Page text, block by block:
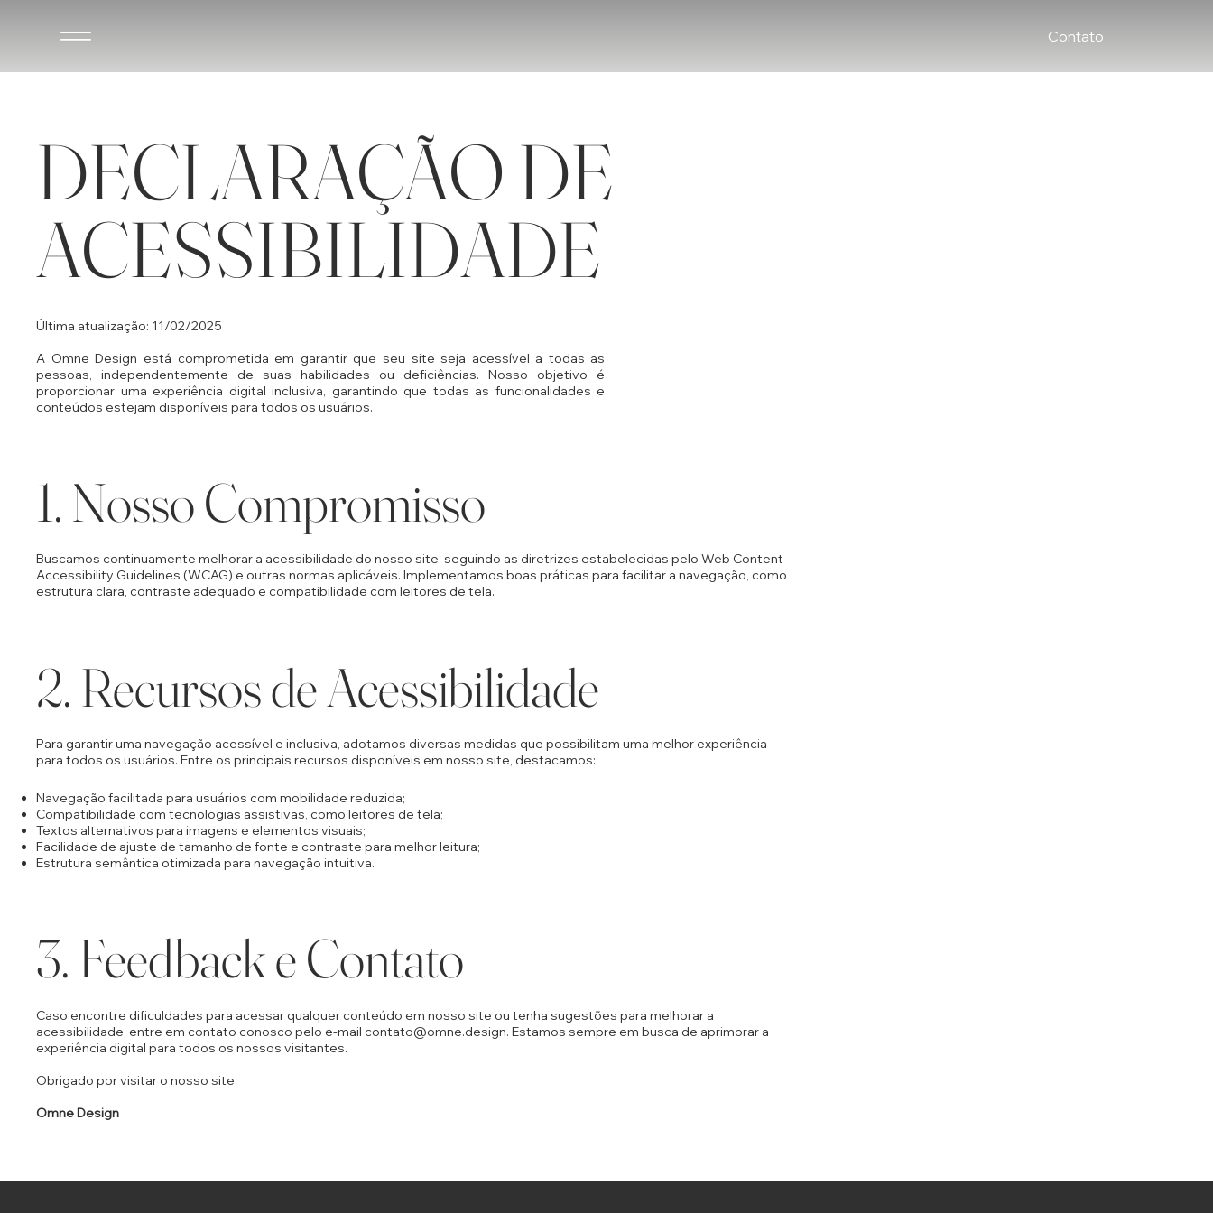
Contato
DECLARAÇÃO DE
ACESSIBILIDADE
Última atualização: 11/02/2025
A Omne Design está comprometida em garantir que seu site seja acessível a todas as
pessoas, independentemente de suas habilidades ou deficiências. Nosso objetivo é
proporcionar uma experiência digital inclusiva, garantindo que todas as funcionalidades e
conteúdos estejam disponíveis para todos os usuários.
1. Nosso Compromisso
Buscamos continuamente melhorar a acessibilidade do nosso site, seguindo as diretrizes estabelecidas pelo Web Content
Accessibility Guidelines (WCAG) e outras normas aplicáveis. Implementamos boas práticas para facilitar a navegação, como
estrutura clara, contraste adequado e compatibilidade com leitores de tela.
2. Recursos de Acessibilidade
Para garantir uma navegação acessível e inclusiva, adotamos diversas medidas que possibilitam uma melhor experiência
para todos os usuários. Entre os principais recursos disponíveis em nosso site, destacamos:
Navegação facilitada para usuários com mobilidade reduzida;
Compatibilidade com tecnologias assistivas, como leitores de tela;
Textos alternativos para imagens e elementos visuais;
Facilidade de ajuste de tamanho de fonte e contraste para melhor leitura;
Estrutura semântica otimizada para navegação intuitiva.
3. Feedback e Contato
Caso encontre dificuldades para acessar qualquer conteúdo em nosso site ou tenha sugestões para melhorar a
acessibilidade, entre em contato conosco pelo e-mail contato@omne.design. Estamos sempre em busca de aprimorar a
experiência digital para todos os nossos visitantes.
Obrigado por visitar o nosso site.
Omne Design